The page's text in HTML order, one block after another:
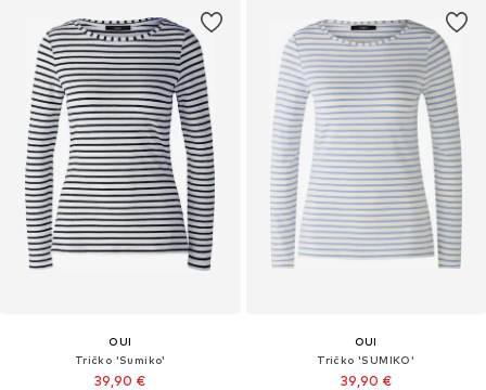
OUI
Tričko 'Sumiko'
39,90 €
OUI
Tričko 'SUMIKO'
39,90 €